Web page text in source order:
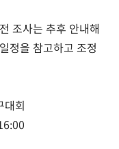
조사는 추후 안내해
정을 참고하고 조정
대회